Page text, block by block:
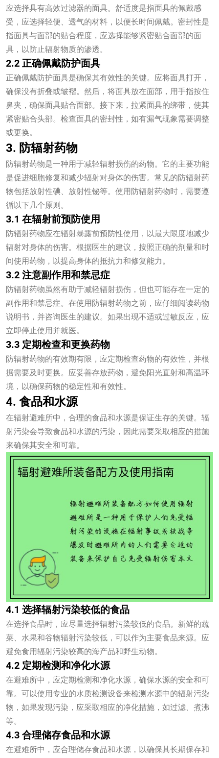
应选择具有高效过滤器的面具。舒适度是指面具的佩戴感
受，应选择轻便、透气的材料，以便长时间佩戴。密封性是
指面具与面部的贴合程度，应选择能够紧密贴合面部的面
具，以防止辐射物质的渗透。
2.2 正确佩戴防护面具
正确佩戴防护面具是确保其有效性的关键。应将面具打开，
确保没有折叠或皱褶。然后，将面具放在面部，用手指按住
鼻夹，确保面具贴合面部。接下来，拉紧面具的绑带，使其
紧密贴合头部。检查面具的密封性，如有漏气现象需要调整
或更换。
3. 防辐射药物
防辐射药物是一种用于减轻辐射损伤的药物。它的主要功能
是促进细胞修复和减少辐射对身体的伤害。常见的防辐射药
物包括放射性碘、放射性铋等。使用防辐射药物时，需要遵
循以下几个原则。
3.1 在辐射前预防使用
防辐射药物应在辐射暴露前预防性使用，以最大限度地减少
辐射对身体的伤害。根据医生的建议，按照正确的剂量和时
间使用药物，以提高身体的抵抗力和修复能力。
3.2 注意副作用和禁忌症
防辐射药物虽然有助于减轻辐射损伤，但也可能存在一定的
副作用和禁忌症。在使用防辐射药物之前，应仔细阅读药物
说明书，并咨询医生的建议。如果出现不适或过敏反应，应
立即停止使用并就医。
3.3 定期检查和更换药物
防辐射药物的有效期有限，应定期检查药物的有效性，并根
据需要及时更换。应妥善存放药物，避免阳光直射和高温环
境，以确保药物的稳定性和有效性。
4. 食品和水源
在辐射避难所中，合理的食品和水源是保证生存的关键。辐
射污染会导致食品和水源的污染，因此需要采取相应的措施
来确保其安全和可靠。
4.1 选择辐射污染较低的食品
在选择食品时，应尽量选择辐射污染较低的食品。新鲜的蔬
菜、水果和谷物辐射污染较低，可以作为主要食品来源。应
避免食用辐射污染较高的海产品和野生动物。
4.2 定期检测和净化水源
在避难所中，应定期检测和净化水源，确保水源的安全和可
靠。可以使用专业的水质检测设备来检测水源中的辐射污染
物，如果发现污染，应采取相应的净化措施，如过滤、煮沸
等。
4.3 合理储存食品和水源
在避难所中，应合理储存食品和水源，以确保其长期保存和